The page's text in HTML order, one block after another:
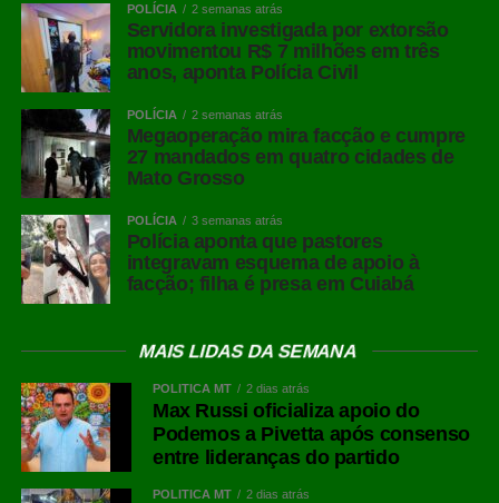
POLÍCIA 2 semanas atrás
Servidora investigada por extorsão
movimentou R$ 7 milhões em três
anos, aponta Polícia Civil
POLÍCIA 2 semanas atrás
Megaoperação mira facção e cumpre
27 mandados em quatro cidades de
Mato Grosso
POLÍCIA 3 semanas atrás
Polícia aponta que pastores
integravam esquema de apoio à
facção; filha é presa em Cuiabá
MAIS LIDAS DA SEMANA
POLÍTICA MT 2 dias atrás
Max Russi oficializa apoio do
Podemos a Pivetta após consenso
entre lideranças do partido
POLÍTICA MT 2 dias atrás